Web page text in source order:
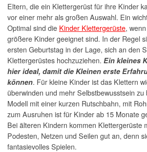
Eltern, die ein Klettergerüst für ihre Kinder
vor einer mehr als großen Auswahl. Ein
Optimal sind die Kinder Klettergerüste,
größere Kinder geeignet sind. In der Regel
ersten Geburtstag in der Lage, sich an den
Klettergerüstes hochzuziehen. Ein kleines
hier ideal, damit die Kleinen erste
können. Für kleine Kinder ist das Klettern
überwinden und mehr Selbstbewusstsein zu
Modell mit einer kurzen Rutschbahn, mit
zum Ausruhen ist für Kinder ab 15 Monate
Bei älteren Kindern kommen Klettergerüste
Podesten, Netzen und Seilen gut an, denn
fantasievolles Spielen.